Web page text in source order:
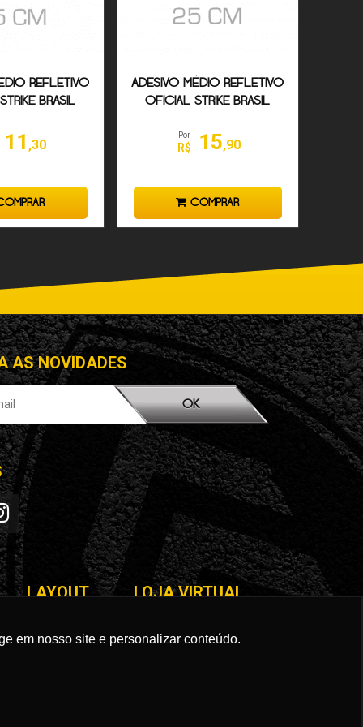
em nosso site e personalizar conteúdo.
REFLETIVO
BRASIL
11 ,30
ADESIVO MÉDIO REFLETIVO
OFICIAL STRIKE BRASIL
Por
R$ 15,90
COMPRAR
AS NOVIDADES
OK
LAYOUT LOJA VIRTUAL